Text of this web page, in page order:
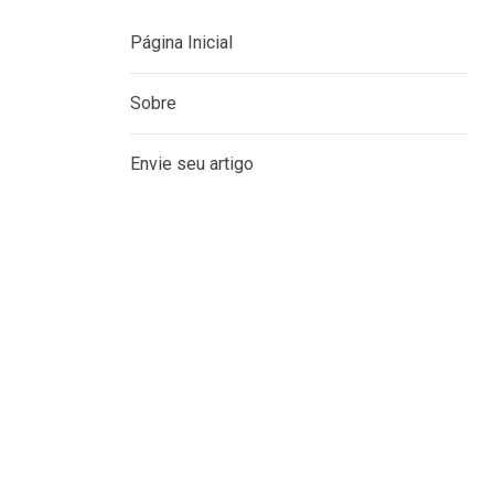
Página Inicial
Sobre
Envie seu artigo